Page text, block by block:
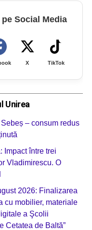
Social Media
X TikTok
Unirea
– consum redus
Impact între trei
Vladimirescu. O
2026: Finalizarea
cu mobilier, materiale
a Şcolii
Cetatea de Baltă”